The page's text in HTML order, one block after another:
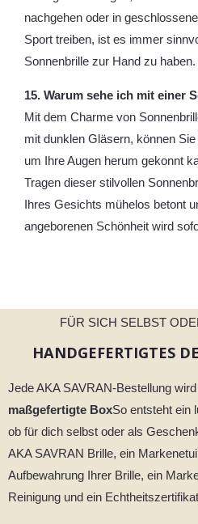
nachgehen oder in
Sport treiben, ist es immer
Sonnenbrille zur Hand zu haben.
15. Warum sehe ich mit einer
Mit dem Charme von
mit dunklen Gläsern, können
um Ihre Augen herum gekonnt
Tragen dieser stilvollen
Ihres Gesichts mühelos betont
angeborenen Schönheit wird
FÜR SICH SELBST
HANDGEFERTIGTES
Jede AKA SAVRAN-Bestellung
maßgefertigte BoxSo entsteht ein
ob für dich selbst oder als
AKA SAVRAN Brille, ein
Aufbewahrung Ihrer Brille, ein
Reinigung und ein